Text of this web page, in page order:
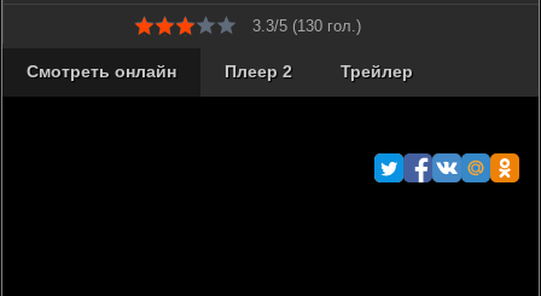
3.3/5 (130гол.)
Смотреть онлайн Плеер 2 Трейлер